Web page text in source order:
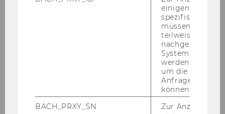
geben Stu­die­ren­de ihre Mas­
myWU(statt
bis­her über LEARN) ab. Der Upload über
LEARN ist ab 1. März nicht mehr mög­lich.
myWUein­ge­
keine ge­bun­de­nen Ex­
mehr ab­ge­ben.
Eine di­gi­ta­le Ver­si­on ist aus­rei­chend. Wer die
Mas­ter­ar­beit noch bis zum 28. Fe­bru­ar 2025
einigen WU-
spezifischen
müssen
teilweise von
nachgelagerten
System
werden.
um die Antwort
Anfrage
können.
BACH_PRXY_SN
Zur Anzeige von